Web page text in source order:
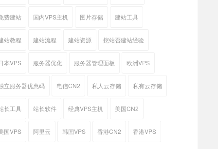
费建站 国内VPS主机 图片存储 建站工具
站教程 建站流程 建站资源 挖站否建站经验
本VPS 服务器优化 服务器管理面板 欧洲VPS
立服务器优惠码 电信CN2 私人云存储 私有云存储
长工具 站长软件 经典VPS主机 美国CN2
国VPS 阿里云 韩国VPS 香港CN2 香港VPS